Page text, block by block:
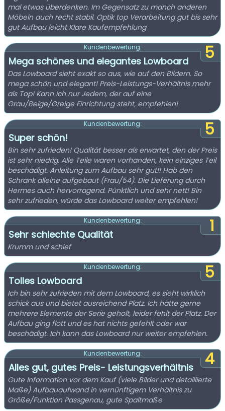
mal etwas überdenken. Im Gegensatz zu manch anderen
Möbeln auch recht stabil. Optik top Verarbeitung gut bis sehr
gut Aufbau leicht Klare Kaufempfehlung
5
Kundenbewertung:
Mega schönes und elegantes Lowboard
Das Lowboard sieht exakt so aus, wie auf den Bildern. So
mega schön und elegant! Preis-Leistungs-Verhältnis mehr
als Top! Kann ich nur Jedem, der auf eine
Grau/Beige/Greige Einrichtung steht, empfehlen!
5
Kundenbewertung:
Super schön!
Bin sehr zufrieden! Qualität besser als erwartet, den der Preis
ist sehr niedrig. Alle Teile waren vorhanden, kein einziges Teil
beschädigt. Anleitung zum Aufbau sehr gut!! Hab den
Schrank alleine aufgebaut (Frau/54). Die Lieferung durch
Hermes auch hervorragend. Pünktlich und sehr nett! Bin
sehr zufrieden, würde das Lowboard weiter empfehlen!
1
Kundenbewertung:
Sehr schlechte Qualität
Krumm und schief
5
Kundenbewertung:
Tolles Lowboard
Ich bin sehr zufrieden mit dem Lowboard, es sieht wirklich
schick aus und bietet ausreichend Platz. Ich hätte gerne
mehrere Elemente der Serie geholt, leider fehlt der Platz. Der
Aufbau ging flott und es hat nichts gefehlt oder war
beschädigt. Ich kann das Lowboard nur weiter empfehlen.
4
Kundenbewertung:
Alles gut, gutes Preis- Leistungsverhältnis
Gute Information vor dem Kauf (viele Bilder und detaillierte
Maße) Aufbauaufwand in vernünftigem Verhältnis zu
Größe/Funktion Passgenau, gute Spaltmaße